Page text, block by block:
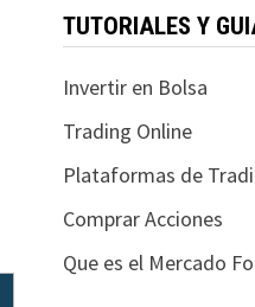
TUTORIALES Y
Invertir en Bolsa
Trading Online
Plataformas de
Comprar Acciones
Que es el Mercado